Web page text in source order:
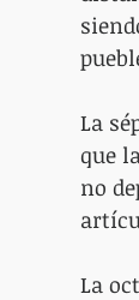
La
que
no
La